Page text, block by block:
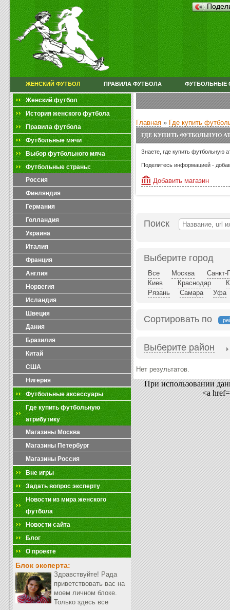
ЖЕНСКИЙ ФУТБОЛ ПРАВИЛА ФУТБОЛА ФУТБОЛЬНЫЕ
Женский футбол
История женского футбола
Правила футбола
Футбольные мячи
Выбор футбольного мяча
Футбольные страны:
Россия
Финляндия
Германия
Голландия
Украина
Италия
Франция
Англия
Норвегия
Исландия
Швеция
Дания
Бразилия
Китай
США
Нигерия
Футбольные аксессуары
Где купить футбольную
атрибутику
Магазины Москва
Магазины Петербург
Магазины Россия
Вне игры
Задать вопрос эксперту
Новости из мира женского
футбола
Новости сайта
Блог
О проекте
Блок эксперта:
Здравствуйте! Рада
приветствовать вас на
моем личном блоке.
Только здесь все
Главная » Где купить
ГДЕ КУПИТЬ ФУТБОЛЬНУЮ
Знаете, где купить футбольную
Поделитесь информацией -
Добавить магазин
Поиск
Выберите город
Все Москва
Санкт-
Киев
Краснодар
Рязань
Самара Уфа
Сортировать по
Выберите район
Нет результатов.
При использовании
<a